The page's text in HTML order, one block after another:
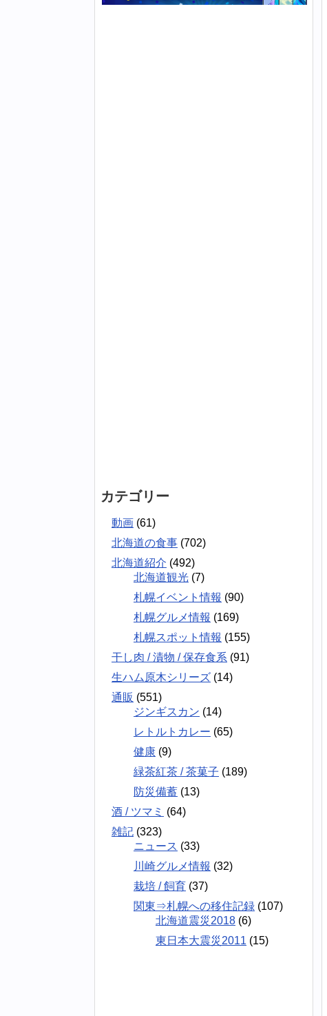
カテゴリー
動画 (61)
北海道の食事 (702)
北海道紹介 (492)
北海道観光 (7)
札幌イベント情報 (90)
札幌グルメ情報 (169)
札幌スポット情報 (155)
干し肉 / 漬物 / 保存食系 (91)
生ハム原木シリーズ (14)
通販 (551)
ジンギスカン (14)
レトルトカレー (65)
健康 (9)
緑茶紅茶 / 茶菓子 (189)
防災備蓄 (13)
酒 / ツマミ (64)
雑記 (323)
ニュース (33)
川崎グルメ情報 (32)
栽培 / 飼育 (37)
関東⇒札幌への移住記録 (107)
北海道震災2018 (6)
東日本大震災2011 (15)